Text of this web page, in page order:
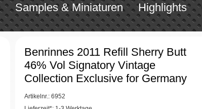
Samples & Miniaturen Highlights
Benrinnes 2011 Refill Sherry Butt
46% Vol Signatory Vintage
Collection Exclusive for Germany
Artikelnr.: 6952